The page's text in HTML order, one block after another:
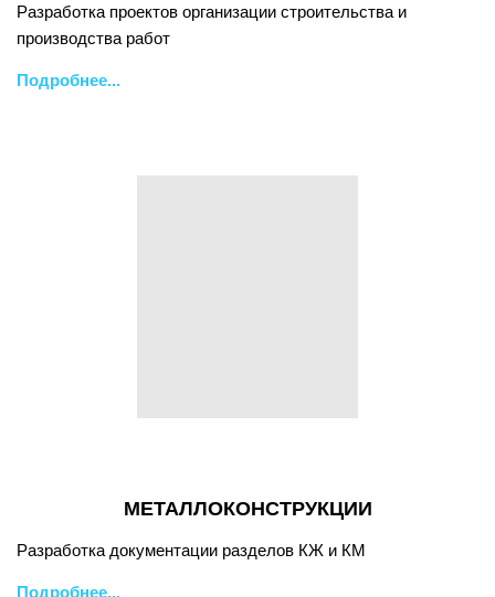
Разработка проектов организации строительства и
производства работ
Подробнее...
МЕТАЛЛОКОНСТРУКЦИИ
Разработка документации разделов КЖ и КМ
Подробнее...